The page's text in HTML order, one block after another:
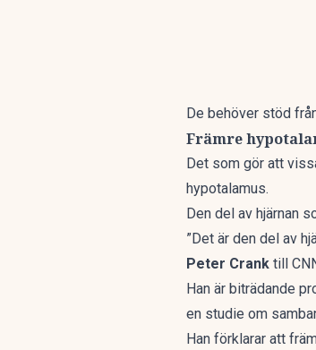
De behöver stöd
Främre
Det som gör att
hypotalamus.
Den del av hjärnan
”Det är den del av
Peter Crank till
Han är biträdande
en studie om
Han förklarar att